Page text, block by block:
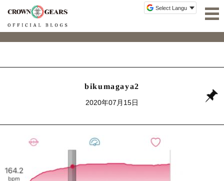
bikumagaya2
2020年07月15日